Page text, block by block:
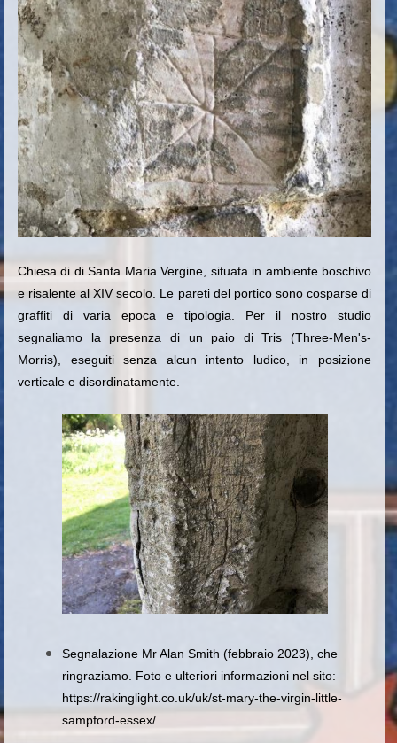
Chiesa di di Santa Maria Vergine, situata in ambiente boschivo
e risalente al XIV secolo. Le pareti del portico sono cosparse di
graffiti di varia epoca e tipologia. Per il nostro studio
segnaliamo la presenza di un paio di Tris (Three-Men's-
Morris), eseguiti senza alcun intento ludico, in posizione
verticale e disordinatamente.
Segnalazione Mr Alan Smith (febbraio 2023), che
ringraziamo. Foto e ulteriori informazioni nel sito:
https://rakinglight.co.uk/uk/st-mary-the-virgin-little-
sampford-essex/